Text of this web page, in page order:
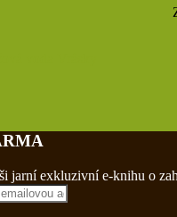
jarní exkluzivní e-knihu o